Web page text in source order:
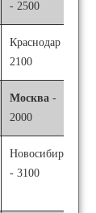
- 2500
Краснодар -
2100
Москва -
2000
Новосибирск
- 3100